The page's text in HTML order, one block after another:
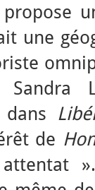
une
de
attentat